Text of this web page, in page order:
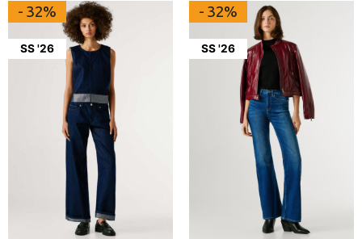
SS '26
- 32%
SS '26
- 32%